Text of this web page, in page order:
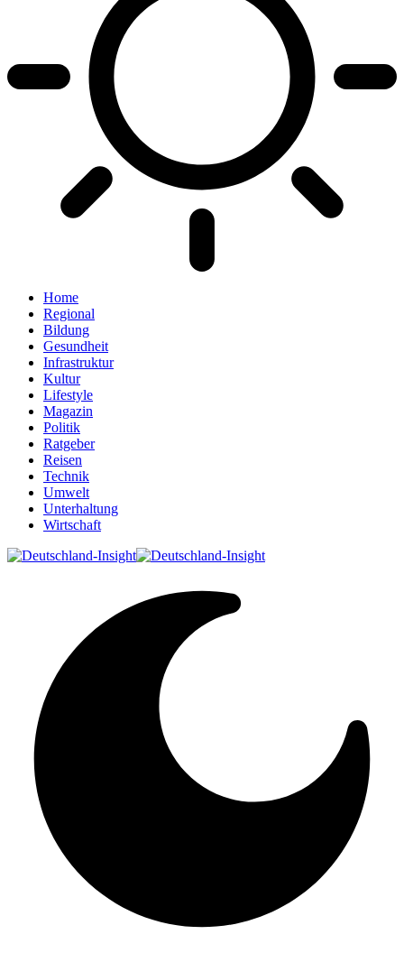
Home
Regional
Bildung
Gesundheit
Infrastruktur
Kultur
Lifestyle
Magazin
Politik
Ratgeber
Reisen
Technik
Umwelt
Unterhaltung
Wirtschaft